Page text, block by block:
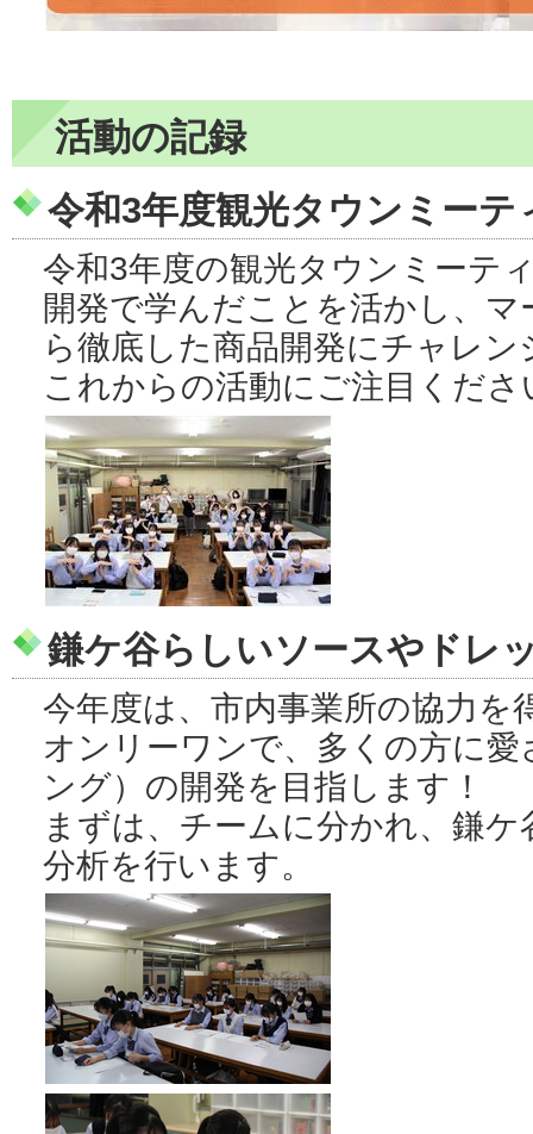
活動の記録
令和3年度観光タウンミーテ
令和3年度の観光タウンミーテ
開発で学んだことを活かし、
ら徹底した商品開発にチャレン
これからの活動にご注目くださ
鎌ケ谷らしいソースやドレ
今年度は、市内事業所の協力を
オンリーワンで、多くの方に
ング）の開発を目指します！
まずは、チームに分かれ、鎌
分析を行います。